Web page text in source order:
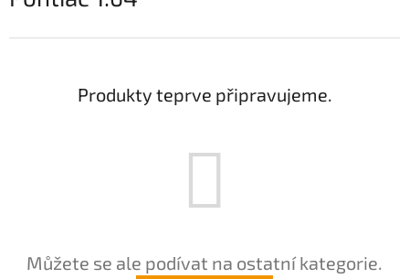
Produkty teprve připravujeme.
Můžete se ale podívat na ostatní kategorie.